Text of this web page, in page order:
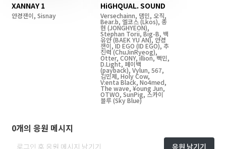
XANNAY 1
안경잰이, Sisnay
HiGHQUAL. SOUND
Versechainn, 댐민, 오직,
Bear.b, 엘코스(Lkos), 종
현 (JONGHYEON),
Stephan Torii, Big-B, 백
유안(BAEK YU AN), 안경
잰이,ID EGO (ID EGO),추
진력(ChuJinRyeog),
Otter, CONY,illion,빡민,
D.Light, 페이백
(payback), Vylun, 567,
김민제, Holy Cow,
V:enta Black, No4med,
The wave, ¥oung Jun,
OTWO, SunPig, 스카이
블루(Sky Blue)
0개의 응원 메시지
응원 남기기